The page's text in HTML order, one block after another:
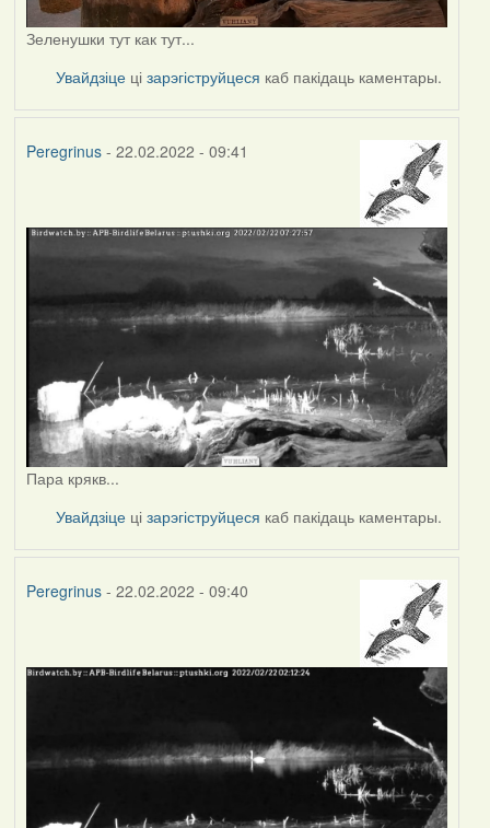
Зеленушки тут как тут...
Увайдзіце цізарэгіструйцеся каб пакідаць каментары.
Peregrinus- 22.02.2022 - 09:41
Пара крякв...
Увайдзіце цізарэгіструйцеся каб пакідаць каментары.
Peregrinus- 22.02.2022 - 09:40